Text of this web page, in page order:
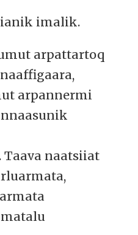
imalik.
arpattartoq
arpannermi
naatsiiat